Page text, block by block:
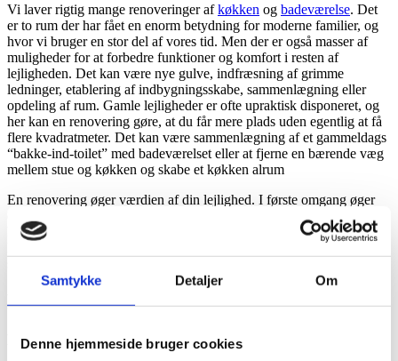
Samtykke Detaljer Om
Denne hjemmeside bruger cookies
Vi laver rigtig mange renoveringer afkøkken og badeværelse. Det
er to rum der har fået en enorm betydning for moderne familier, og
hvor vi bruger en stor del af vores tid. Men der er også masser af
muligheder for at forbedre funktioner og komfort i resten af
lejligheden. Det kan være nye gulve, indfræsning af grimme
ledninger, etablering af indbygningsskabe, sammenlægning eller
opdeling af rum. Gamle lejligheder er ofte upraktisk disponeret, og
her kan en renovering gøre, at du får mere plads uden egentlig at få
flere kvadratmeter. Det kan være sammenlægning af et gammeldags
“bakke-ind-toilet” med badeværelset eller at fjerne en bærende væg
mellem stue og køkken og skabe et køkken alrum
En renovering øger værdien af din lejlighed. I første omgang øger
den brugsværdien for dig og din familie. I får mulighed for at leve
livet som I gerne vil have det. Men det øger også markedsværdien.
For hvis forbedringerne har løst din families udfordringer, gør de det
Referencer
Lejlighed i 2100 Ø